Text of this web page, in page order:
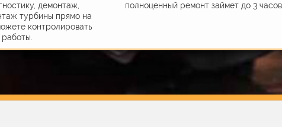
демонтаж,
турбины прямо на
контролировать
полноценный ремонт займет до 3 часов.